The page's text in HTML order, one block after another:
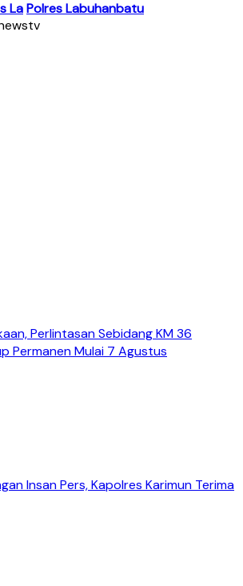
LaPolres Labuhanbatu
Perlintasan Sebidang KM 36
Permanen Mulai 7 Agustus
Insan Pers, Kapolres Karimun Terima